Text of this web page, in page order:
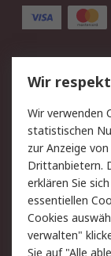
Service
Value Added
Hilfe
Rechtliches
AGB
Cookie-
Copyright/
Wir
Wir verwenden
statistischen
zur Anzeige
Drittanbietern.
erklären Sie
essentiellen
Cookies
verwalten"
Sie auf "Alle